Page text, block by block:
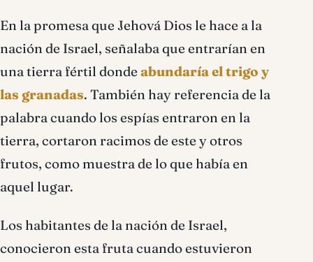
En la promesa que Jehová Dios le hace a la
nación de Israel, señalaba que entrarían en
una tierra fértil donde abundaría el trigo y
las granadas. También hay referencia de la
palabra cuando los espías entraron en la
tierra, cortaron racimos de este y otros
frutos, como muestra de lo que había en
aquel lugar.
Los habitantes de la nación de Israel,
conocieron esta fruta cuando estuvieron